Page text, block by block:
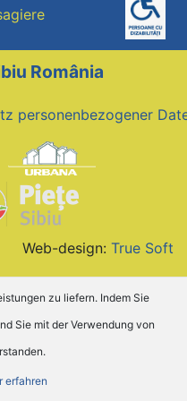
România
personenbezogener
Web-design: True Soft
zu liefern. Indem Sie
Sie mit der Verwendung von
erfahren